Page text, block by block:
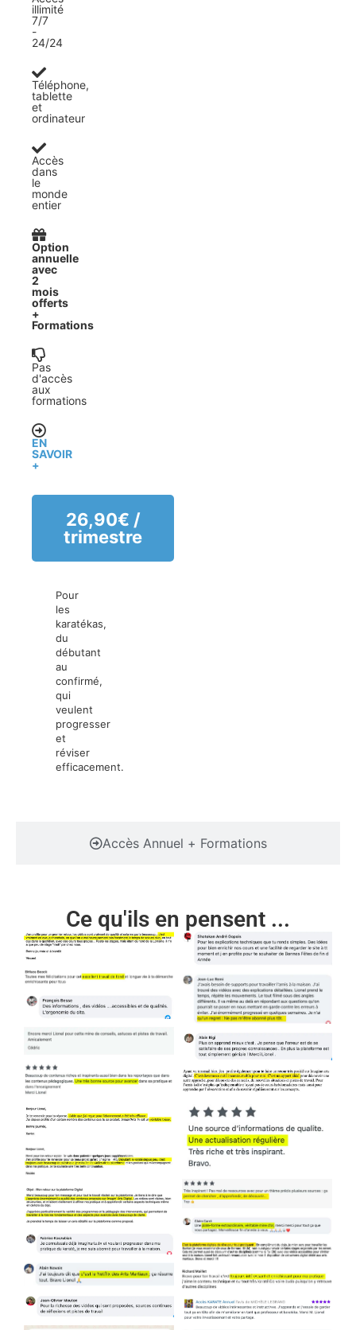
Accès Annuel + Formations
illimité
7/7
-
24/24
Téléphone,
tablette
et
ordinateur
Accès
dans
le
monde
entier
Option
annuelle
avec
2
mois
offerts
+
Formations
Pas
d'accès
aux
formations
EN
SAVOIR
+
26,90€ /
trimestre
Pour
les
karatékas,
du
débutant
au
confirmé,
qui
veulent
progresser
et
réviser
efficacement.
Ce qu'ils en pensent ...